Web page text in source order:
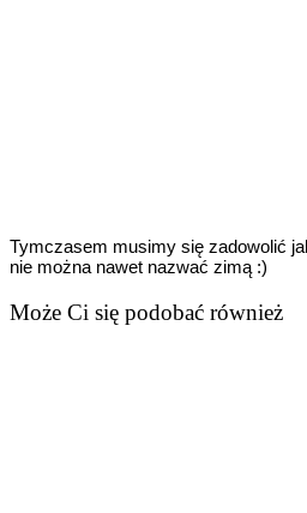
Tymczasem musimy się zadowolić
nie można nawet nazwać zimą :)
Może Ci się podobać również